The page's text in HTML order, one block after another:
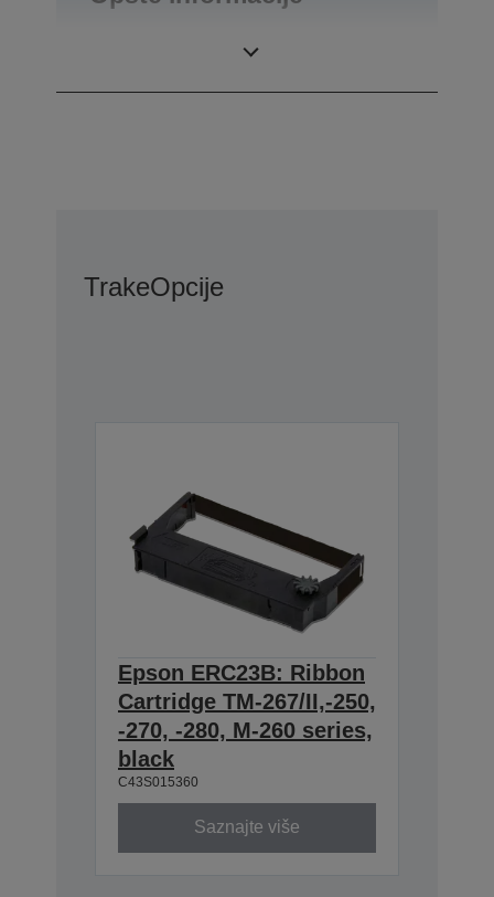
TrakeOpcije
Epson ERC23B: Ribbon
Cartridge TM-267/II,-250,
-270, -280, M-260 series,
black
C43S015360
Saznajte više